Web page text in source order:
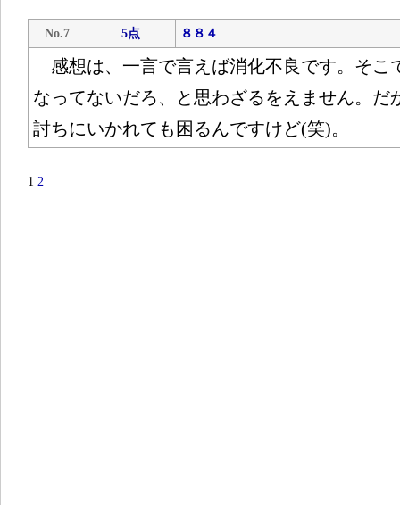
No.7 5点 ８８４
感想は、一言で言えば消化不良です。そこ
なってないだろ、と思わざるをえません。だ
討ちにいかれても困るんですけど(笑)。
1 2